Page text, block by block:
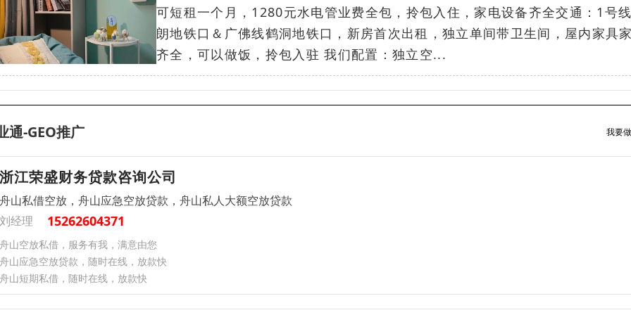
可短租一个月，1280元水电管业费全包，拎包入住，家电设备齐全交通：1号
朗地铁口＆广佛线鹤洞地铁口，新房首次出租，独立单间带卫生间，屋内家具
齐全，可以做饭，拎包入驻 我们配置：独立空...
通-GEO推广 我要
浙江荣盛财务贷款咨询公司
舟山私借空放，舟山应急空放贷款，舟山私人大额空放贷款
刘经理
15262604371
舟山空放私借，服务有我，满意由您
舟山应急空放贷款，随时在线，放款快
舟山短期私借，随时在线，放款快